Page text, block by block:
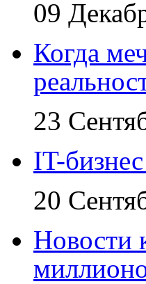
09
Когда
23
IT-
20
Новости